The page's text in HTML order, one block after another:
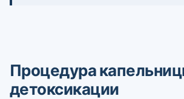
Процедура
детоксикации